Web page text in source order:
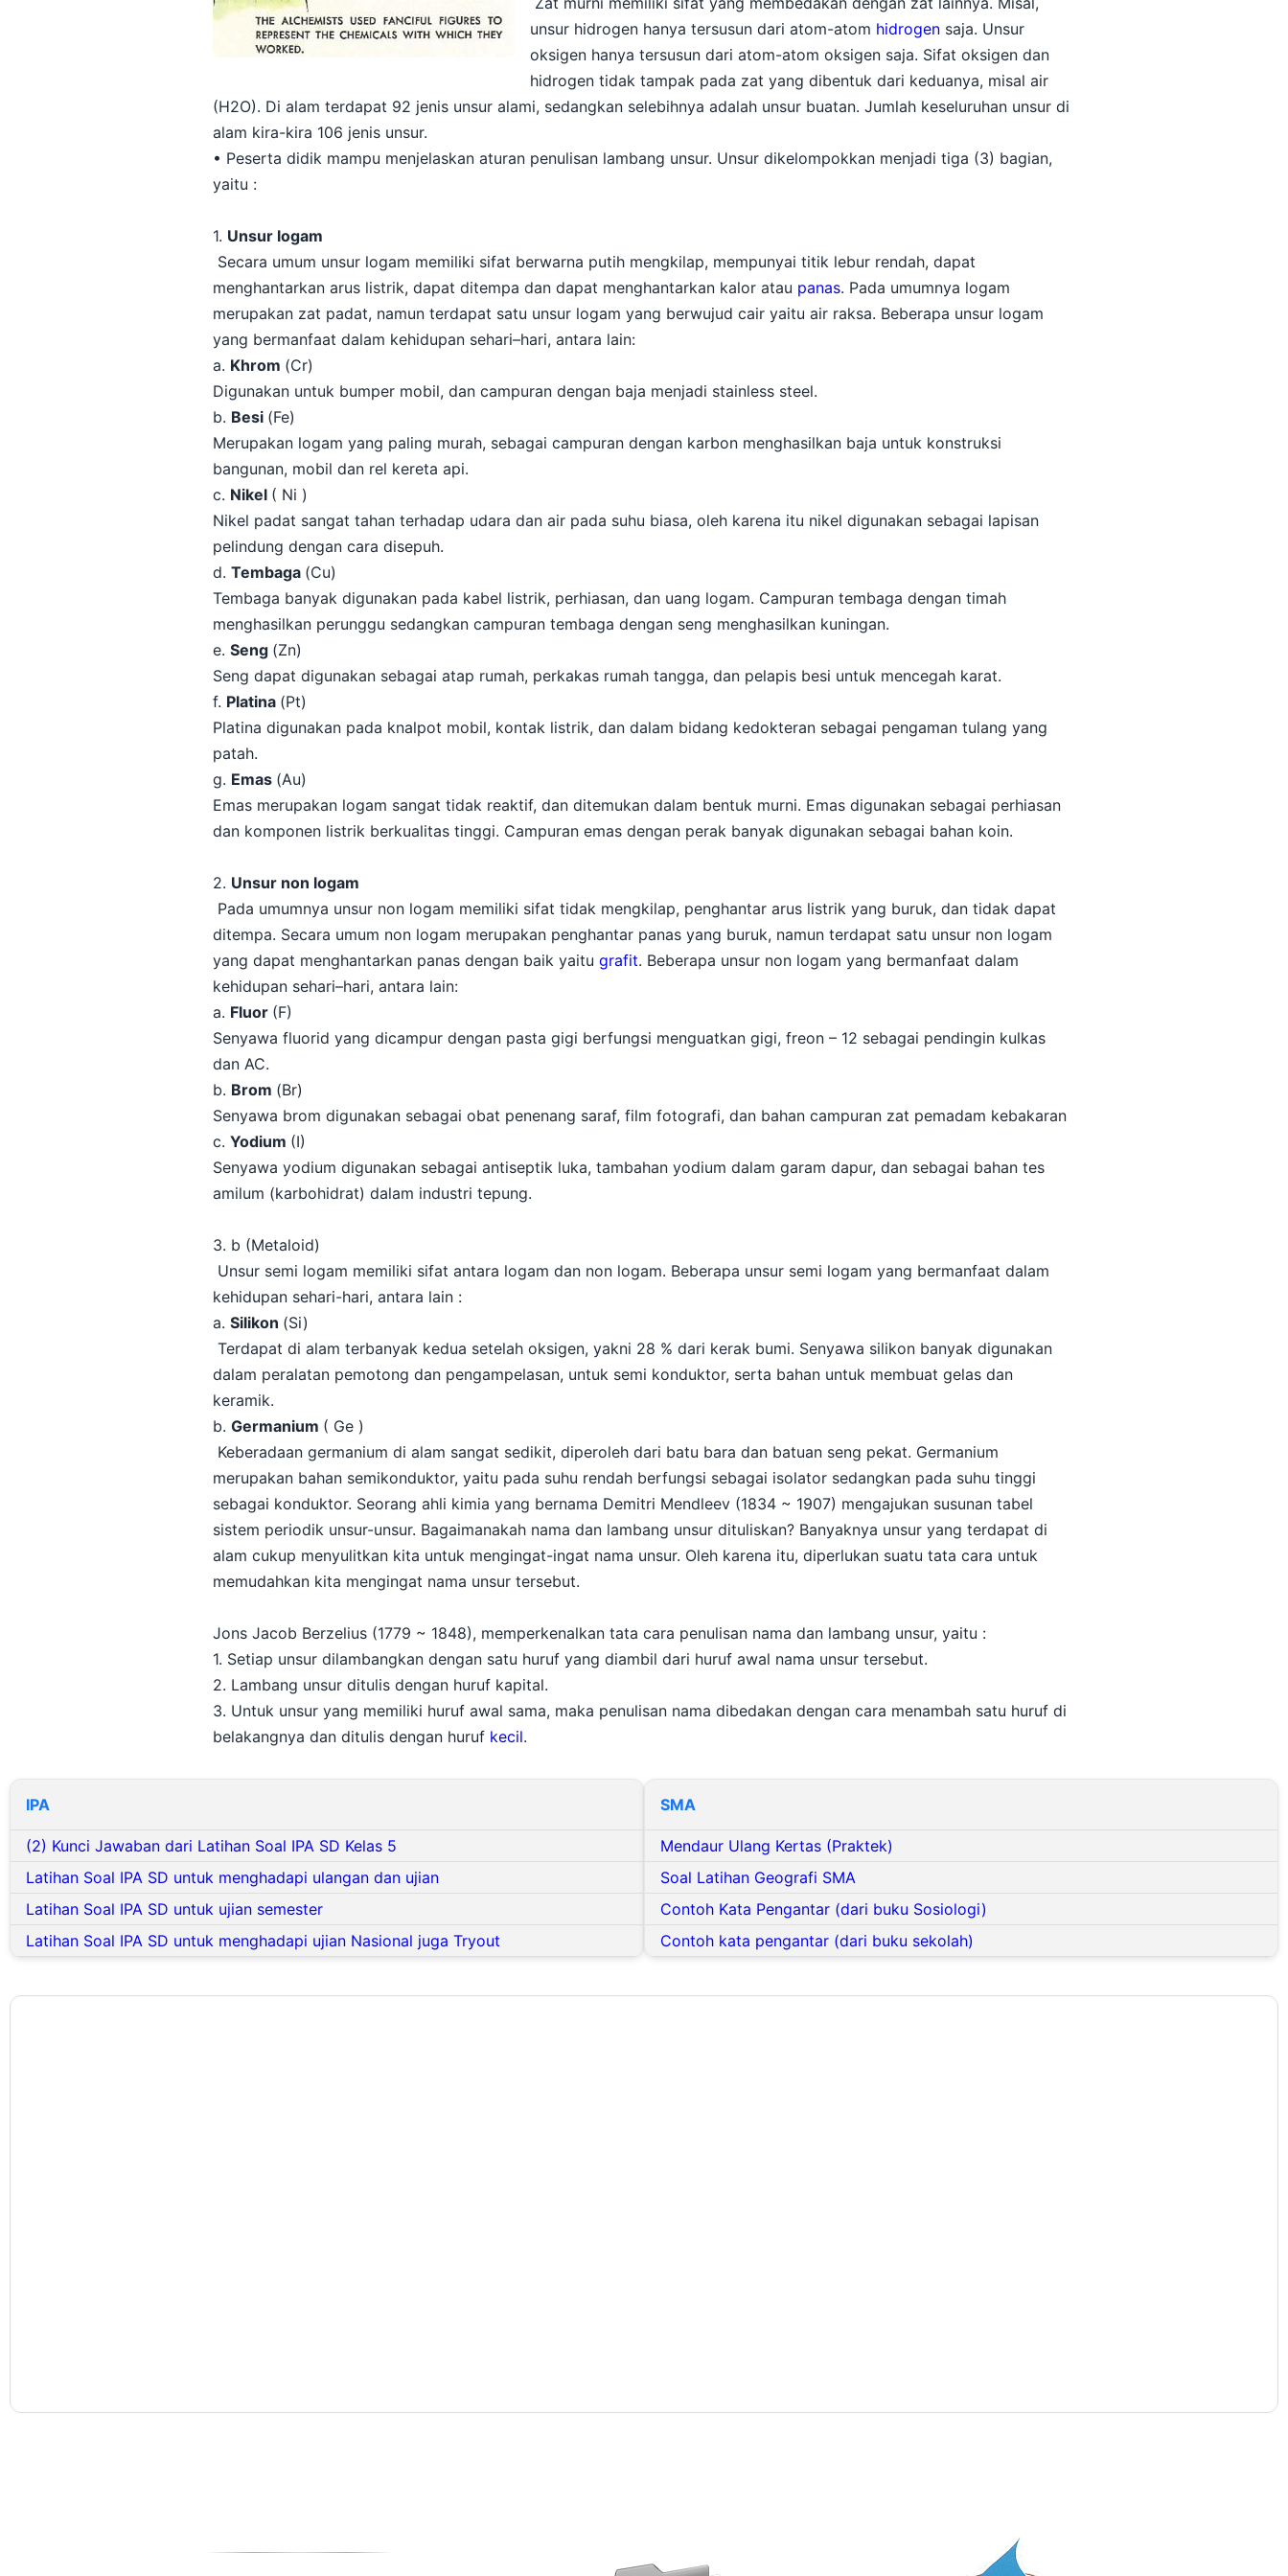
unsur hidrogen hanya tersusun dari atom-atom hidrogen saja. Unsur
oksigen hanya tersusun dari atom-atom oksigen saja. Sifat oksigen dan
hidrogen tidak tampak pada zat yang dibentuk dari keduanya, misal air
(H2O). Di alam terdapat 92 jenis unsur alami, sedangkan selebihnya adalah unsur buatan. Jumlah keseluruhan unsur di
alam kira-kira 106 jenis unsur.
• Peserta didik mampu menjelaskan aturan penulisan lambang unsur. Unsur dikelompokkan menjadi tiga (3) bagian,
yaitu :
1. Unsur logam
Secara umum unsur logam memiliki sifat berwarna putih mengkilap, mempunyai titik lebur rendah, dapat
menghantarkan arus listrik, dapat ditempa dan dapat menghantarkan kalor atau panas. Pada umumnya logam
merupakan zat padat, namun terdapat satu unsur logam yang berwujud cair yaitu air raksa. Beberapa unsur logam
yang bermanfaat dalam kehidupan sehari–hari, antara lain:
a. Khrom (Cr)
Digunakan untuk bumper mobil, dan campuran dengan baja menjadi stainless steel.
b. Besi (Fe)
Merupakan logam yang paling murah, sebagai campuran dengan karbon menghasilkan baja untuk konstruksi
bangunan, mobil dan rel kereta api.
c. Nikel ( Ni )
Nikel padat sangat tahan terhadap udara dan air pada suhu biasa, oleh karena itu nikel digunakan sebagai lapisan
pelindung dengan cara disepuh.
d. Tembaga (Cu)
Tembaga banyak digunakan pada kabel listrik, perhiasan, dan uang logam. Campuran tembaga dengan timah
menghasilkan perunggu sedangkan campuran tembaga dengan seng menghasilkan kuningan.
e. Seng (Zn)
Seng dapat digunakan sebagai atap rumah, perkakas rumah tangga, dan pelapis besi untuk mencegah karat.
f. Platina (Pt)
Platina digunakan pada knalpot mobil, kontak listrik, dan dalam bidang kedokteran sebagai pengaman tulang yang
patah.
g. Emas (Au)
Emas merupakan logam sangat tidak reaktif, dan ditemukan dalam bentuk murni. Emas digunakan sebagai perhiasan
dan komponen listrik berkualitas tinggi. Campuran emas dengan perak banyak digunakan sebagai bahan koin.
2. Unsur non logam
Pada umumnya unsur non logam memiliki sifat tidak mengkilap, penghantar arus listrik yang buruk, dan tidak dapat
ditempa. Secara umum non logam merupakan penghantar panas yang buruk, namun terdapat satu unsur non logam
yang dapat menghantarkan panas dengan baik yaitu grafit. Beberapa unsur non logam yang bermanfaat dalam
kehidupan sehari–hari, antara lain:
a. Fluor (F)
Senyawa fluorid yang dicampur dengan pasta gigi berfungsi menguatkan gigi, freon – 12 sebagai pendingin kulkas
dan AC.
b. Brom (Br)
Senyawa brom digunakan sebagai obat penenang saraf, film fotografi, dan bahan campuran zat pemadam kebakaran
c. Yodium (I)
Senyawa yodium digunakan sebagai antiseptik luka, tambahan yodium dalam garam dapur, dan sebagai bahan tes
amilum (karbohidrat) dalam industri tepung.
3. b (Metaloid)
Unsur semi logam memiliki sifat antara logam dan non logam. Beberapa unsur semi logam yang bermanfaat dalam
kehidupan sehari-hari, antara lain :
a. Silikon (Si)
Terdapat di alam terbanyak kedua setelah oksigen, yakni 28 % dari kerak bumi. Senyawa silikon banyak digunakan
dalam peralatan pemotong dan pengampelasan, untuk semi konduktor, serta bahan untuk membuat gelas dan
keramik.
b. Germanium ( Ge )
Keberadaan germanium di alam sangat sedikit, diperoleh dari batu bara dan batuan seng pekat. Germanium
merupakan bahan semikonduktor, yaitu pada suhu rendah berfungsi sebagai isolator sedangkan pada suhu tinggi
sebagai konduktor. Seorang ahli kimia yang bernama Demitri Mendleev (1834 ~ 1907) mengajukan susunan tabel
sistem periodik unsur-unsur. Bagaimanakah nama dan lambang unsur dituliskan? Banyaknya unsur yang terdapat di
alam cukup menyulitkan kita untuk mengingat-ingat nama unsur. Oleh karena itu, diperlukan suatu tata cara untuk
memudahkan kita mengingat nama unsur tersebut.
Jons Jacob Berzelius (1779 ~ 1848), memperkenalkan tata cara penulisan nama dan lambang unsur, yaitu :
1. Setiap unsur dilambangkan dengan satu huruf yang diambil dari huruf awal nama unsur tersebut.
2. Lambang unsur ditulis dengan huruf kapital.
3. Untuk unsur yang memiliki huruf awal sama, maka penulisan nama dibedakan dengan cara menambah satu huruf di
belakangnya dan ditulis dengan huruf kecil.
IPA
(2) Kunci Jawaban dari Latihan Soal IPA SD Kelas 5
Latihan Soal IPA SD untuk menghadapi ulangan dan ujian
Latihan Soal IPA SD untuk ujian semester
Latihan Soal IPA SD untuk menghadapi ujian Nasional juga Tryout
SMA
Mendaur Ulang Kertas (Praktek)
Soal Latihan Geografi SMA
Contoh Kata Pengantar (dari buku Sosiologi)
Contoh kata pengantar (dari buku sekolah)